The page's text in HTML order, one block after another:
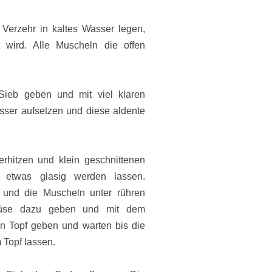
in kaltes Wasser legen,
Alle Muscheln die offen
geben und mit viel klaren
aufsetzen und diese aldente
und klein geschnittenen
glasig werden lassen.
die Muscheln unter rühren
dazu geben und mit dem
Topf geben und warten bis die
lassen.